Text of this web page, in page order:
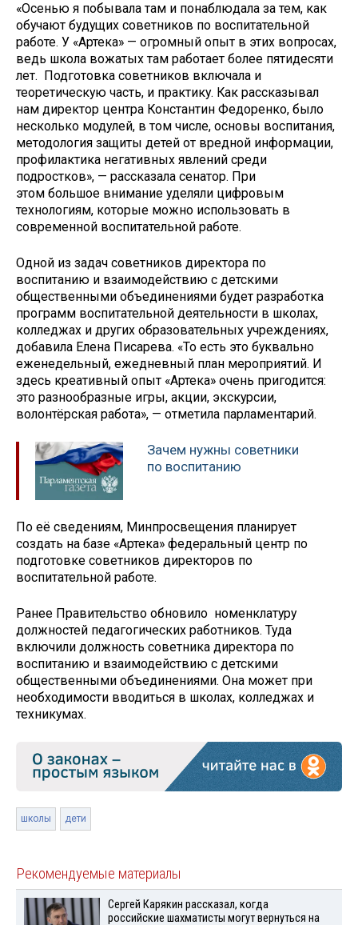
«Осенью я побывала там и понаблюдала за тем, как
обучают будущих советников по воспитательной
работе. У «Артека» — огромный опыт в этих вопросах,
ведь школа вожатых там работает более пятидесяти
лет. Подготовка советников включала и
теоретическую часть, и практику. Как рассказывал
нам директор центра Константин Федоренко, было
несколько модулей, в том числе, основы воспитания,
методология защиты детей от вредной информации,
профилактика негативных явлений среди
подростков», — рассказала сенатор. При
этом большое внимание уделяли цифровым
технологиям, которые можно использовать в
современной воспитательной работе.
Одной из задач советников директора по
воспитанию и взаимодействию с детскими
общественными объединениями будет разработка
программ воспитательной деятельности в школах,
колледжах и других образовательных учреждениях,
добавила Елена Писарева. «То есть это буквально
еженедельный, ежедневный план мероприятий. И
здесь креативный опыт «Артека» очень пригодится:
это разнообразные игры, акции, экскурсии,
волонтёрская работа», — отметила парламентарий.
Зачем нужны советники
по воспитанию
По её сведениям, Минпросвещения планирует
создать на базе «Артека» федеральный центр по
подготовке советников директоров по
воспитательной работе.
Ранее Правительство обновило номенклатуру
должностей педагогических работников. Туда
включили должность советника директора по
воспитанию и взаимодействию с детскими
общественными объединениями. Она может при
необходимости вводиться в школах, колледжах и
техникумах.
школы дети
Рекомендуемые материалы
Сергей Карякин рассказал, когда
российские шахматисты могут вернуться на